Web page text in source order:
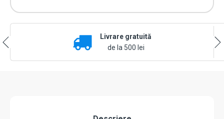
Livrare gratuită
de la 500 lei